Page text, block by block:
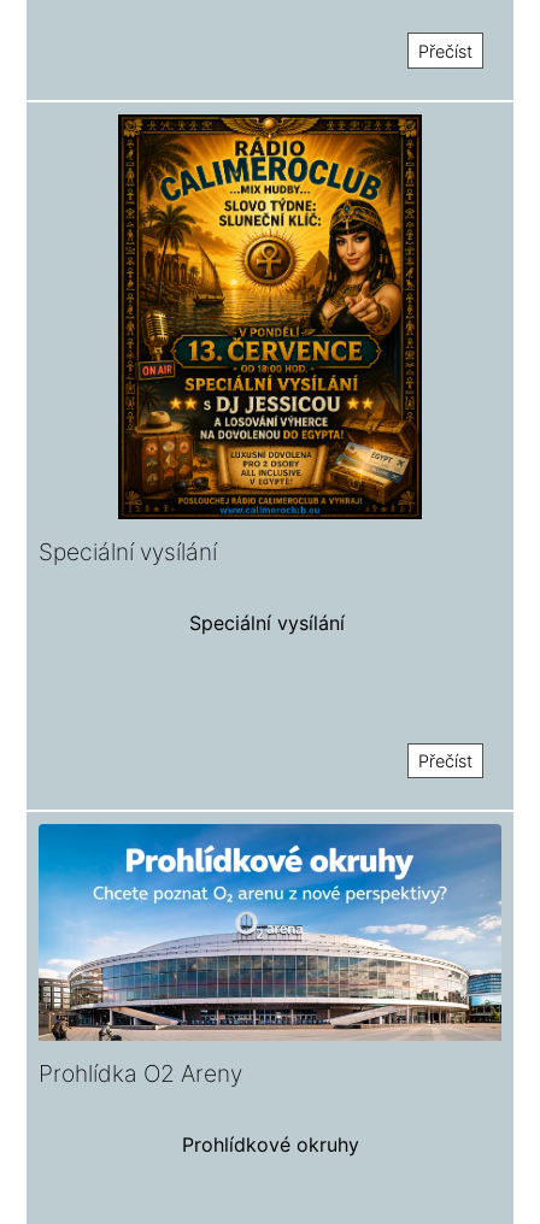
Přečíst
Speciální vysílání
Speciální vysílání
Přečíst
Prohlídka O2 Areny
Prohlídkové okruhy